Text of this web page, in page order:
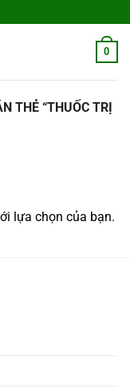
0
THẺ “THUỐC TRỊ
lựa chọn của bạn.